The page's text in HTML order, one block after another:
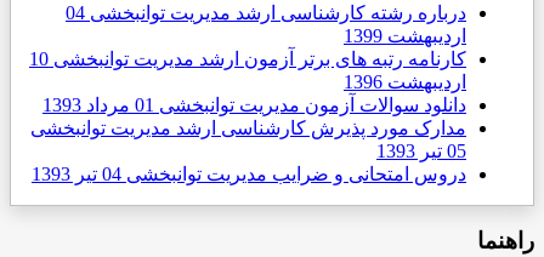
درباره رشته کارشناسی ارشد مدیریت توانبخشی 04
ارديبهشت 1399
کارنامه رتبه های برتر آزمون ارشد مدیریت توانبخشی 10
ارديبهشت 1396
دانلود سوالات آزمون مدیریت توانبخشی 01 مرداد 1393
مدارک مورد پذیرش کارشناسی ارشد مدیریت توانبخشی
05 تیر 1393
دروس امتحانی و ضرایب مدیریت توانبخشی 04 تیر 1393
راهنما